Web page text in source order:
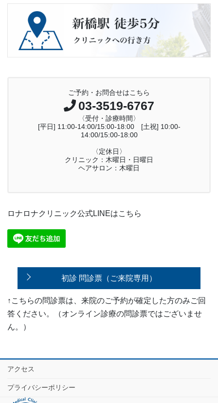
ご予約・お問合せはこちら
03-3519-6767
〈受付・診療時間〉
[平日] 11:00-14:00/15:00-18:00 [土祝] 10:00-
14:00/15:00-18:00
〈定休日〉
クリニック：木曜日・日曜日
ヘアサロン：木曜日
ロナロナクリニック公式LINEはこちら
初診 問診票（ご来院専用）
↑こちらの問診票は、来院のご予約が確定した方のみご回
答ください。（オンライン診療の問診票ではございませ
ん。）
アクセス
プライバシーポリシー